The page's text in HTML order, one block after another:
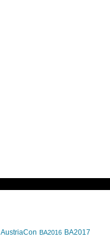
AustriaCon BA2016 BA2017